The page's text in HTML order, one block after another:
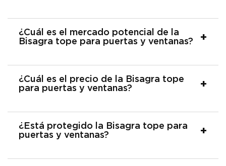
¿Cuál es el mercado potencial de la
Bisagra tope para puertas y ventanas?
¿Cuál es el precio de la Bisagra tope
para puertas y ventanas?
¿Está protegido la Bisagra tope para
puertas y ventanas?